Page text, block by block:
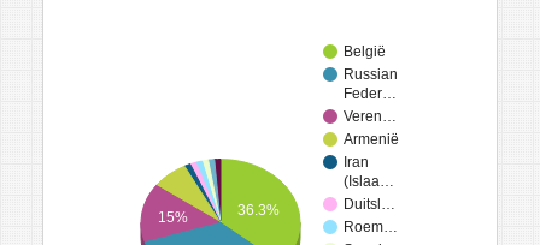
België
Russian
Feder…
Veren…
Armenië
Iran
(Islaa…
Duitsl…
Roem…
36.3%
15%